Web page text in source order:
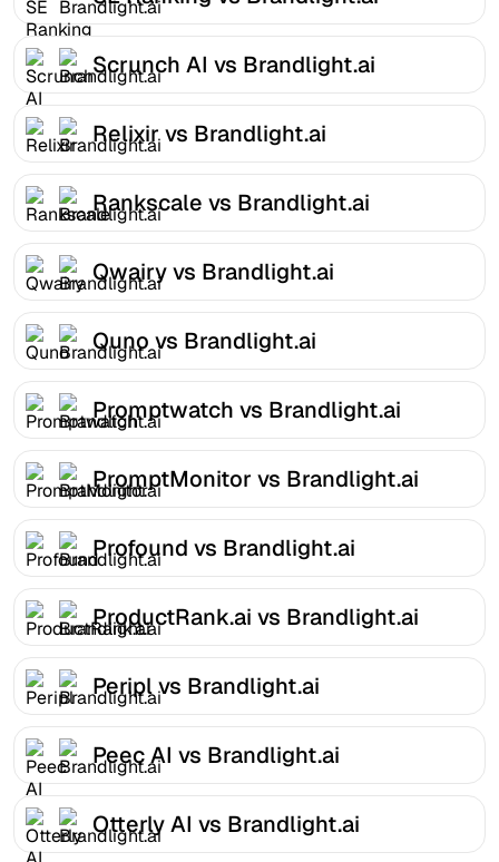
Scrunch AI vs Brandlight.ai
Relixir vs Brandlight.ai
Rankscale vs Brandlight.ai
Qwairy vs Brandlight.ai
Quno vs Brandlight.ai
Promptwatch vs Brandlight.ai
PromptMonitor vs Brandlight.ai
Profound vs Brandlight.ai
ProductRank.ai vs Brandlight.ai
Peripl vs Brandlight.ai
Peec AI vs Brandlight.ai
Otterly AI vs Brandlight.ai